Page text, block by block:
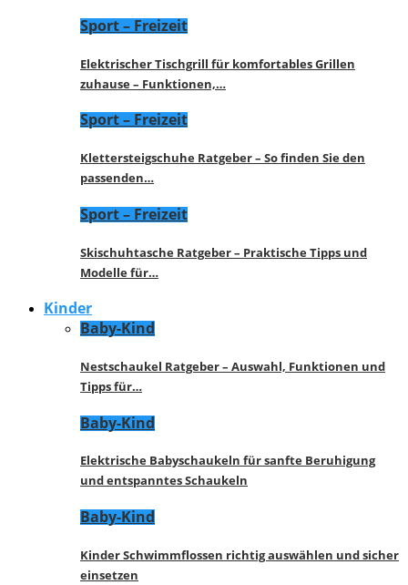
Sport – Freizeit
Elektrischer Tischgrill für komfortables Grillen
zuhause – Funktionen,…
Sport – Freizeit
Klettersteigschuhe Ratgeber – So finden Sie den
passenden…
Sport – Freizeit
Skischuhtasche Ratgeber – Praktische Tipps und
Modelle für…
Kinder
Baby-Kind
Nestschaukel Ratgeber – Auswahl, Funktionen und
Tipps für…
Baby-Kind
Elektrische Babyschaukeln für sanfte Beruhigung
und entspanntes Schaukeln
Baby-Kind
Kinder Schwimmflossen richtig auswählen und sicher
einsetzen